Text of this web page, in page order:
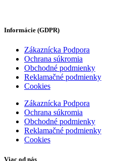
Informácie (GDPR)
Zákaznícka Podpora
Ochrana súkromia
Obchodné podmienky
Reklamačné podmienky
Cookies
Zákaznícka Podpora
Ochrana súkromia
Obchodné podmienky
Reklamačné podmienky
Cookies
Viac od nás